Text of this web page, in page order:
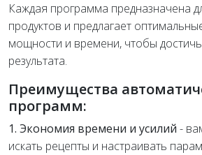
Каждая программа предназначена
продуктов и предлагает
мощности и времени, чтобы
результата.
Преимущества
программ:
1. Экономия времени и усилий -
искать рецепты и настраивать